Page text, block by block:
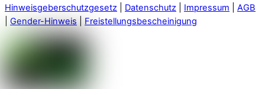
Hinweisgeberschutzgesetz Datenschutz Impressum
AGB
Gender-Hinweis Freistellungsbescheinigung